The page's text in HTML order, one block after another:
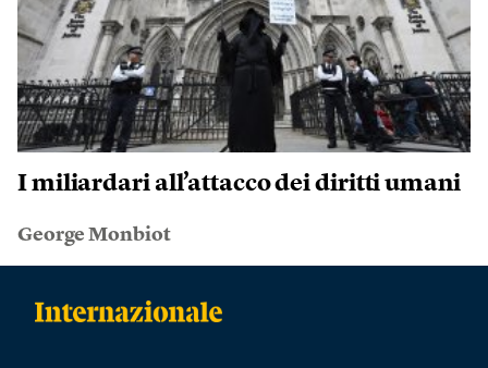
I miliardari all’attacco dei diritti umani
George Monbiot